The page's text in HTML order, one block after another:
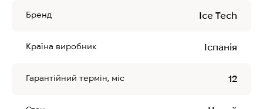
Бренд Ice Tech
Країна виробник Іспанія
Гарантійний термін, міс 12